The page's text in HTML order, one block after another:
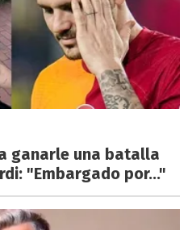
ganarle una batalla
"Embargado por..."